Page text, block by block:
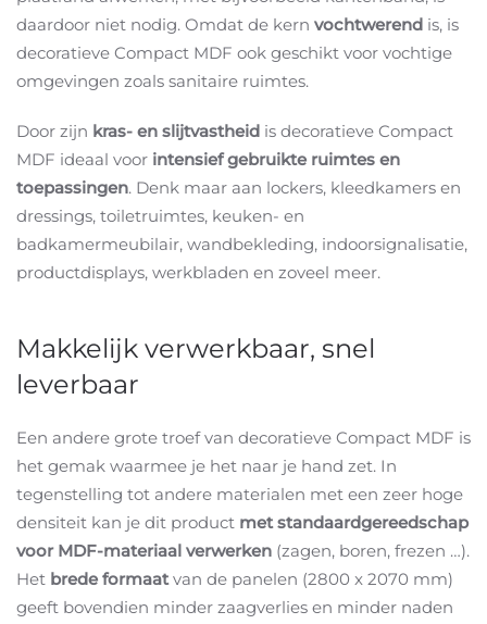
daardoor niet nodig. Omdat de kern vochtwerend is, is
decoratieve Compact MDF ook geschikt voor vochtige
omgevingen zoals sanitaire ruimtes.
Door zijn kras- en slijtvastheid is decoratieve Compact
MDF ideaal voor intensief gebruikte ruimtes en
toepassingen. Denk maar aan lockers, kleedkamers en
dressings, toiletruimtes, keuken- en
badkamermeubilair, wandbekleding, indoorsignalisatie,
productdisplays, werkbladen en zoveel meer.
Makkelijk verwerkbaar, snel
leverbaar
Een andere grote troef van decoratieve Compact MDF is
het gemak waarmee je het naar je hand zet. In
tegenstelling tot andere materialen met een zeer hoge
densiteit kan je dit product met standaardgereedschap
voor MDF-materiaal verwerken (zagen, boren, frezen …).
Het brede formaatvan de panelen (2800 x 2070 mm)
geeft bovendien minder zaagverlies en minder naden